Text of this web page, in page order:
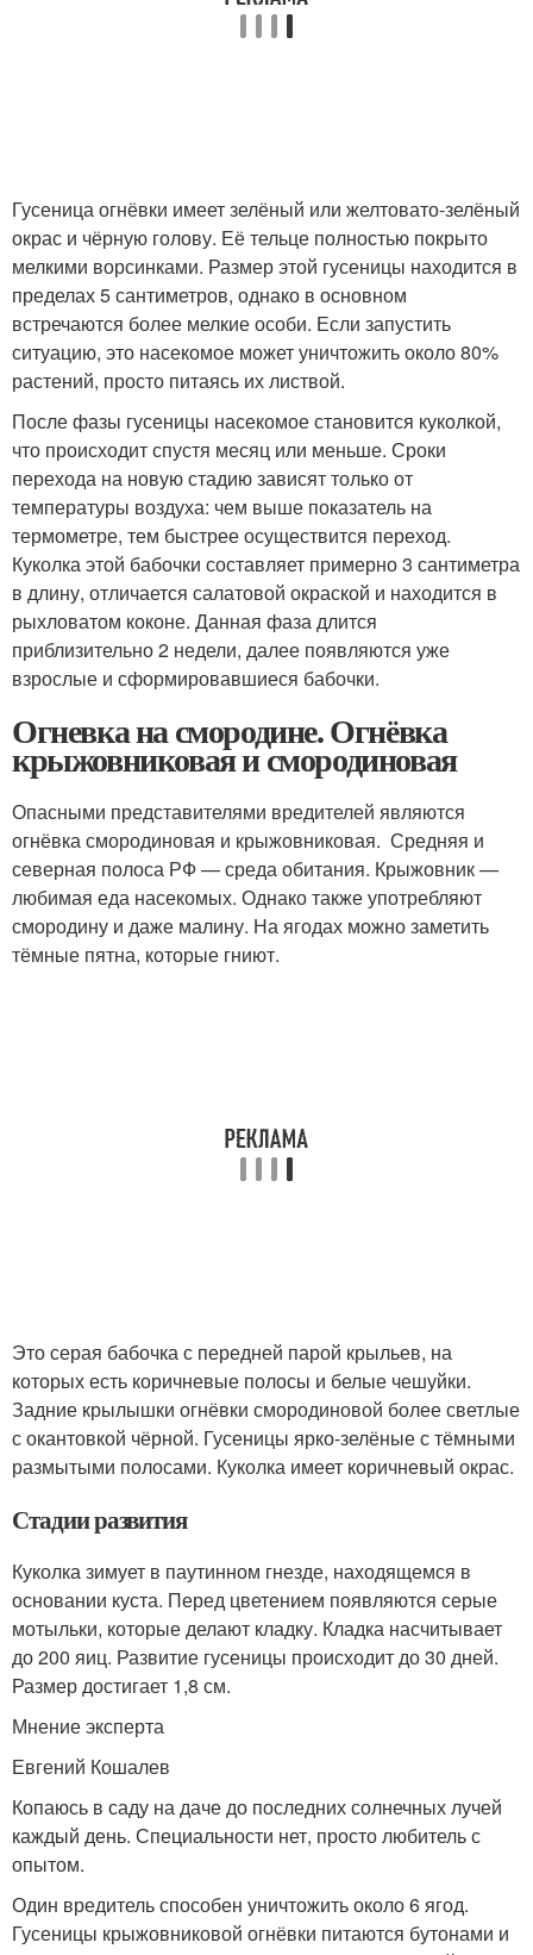
Гусеница огнёвки имеет зелёный или желтовато-зелёный
окрас и чёрную голову. Её тельце полностью покрыто
мелкими ворсинками. Размер этой гусеницы находится в
пределах 5 сантиметров, однако в основном
встречаются более мелкие особи. Если запустить
ситуацию, это насекомое может уничтожить около 80%
растений, просто питаясь их листвой.
После фазы гусеницы насекомое становится куколкой,
что происходит спустя месяц или меньше. Сроки
перехода на новую стадию зависят только от
температуры воздуха: чем выше показатель на
термометре, тем быстрее осуществится переход.
Куколка этой бабочки составляет примерно 3 сантиметра
в длину, отличается салатовой окраской и находится в
рыхловатом коконе. Данная фаза длится
приблизительно 2 недели, далее появляются уже
взрослые и сформировавшиеся бабочки.
Огневка на смородине. Огнёвка
крыжовниковая и смородиновая
Опасными представителями вредителей являются
огнёвка смородиновая и крыжовниковая. Средняя и
северная полоса РФ — среда обитания. Крыжовник —
любимая еда насекомых. Однако также употребляют
смородину и даже малину. На ягодах можно заметить
тёмные пятна, которые гниют.
Это серая бабочка с передней парой крыльев, на
которых есть коричневые полосы и белые чешуйки.
Задние крылышки огнёвки смородиновой более светлые
с окантовкой чёрной. Гусеницы ярко-зелёные с тёмными
размытыми полосами. Куколка имеет коричневый окрас.
Стадии развития
Куколка зимует в паутинном гнезде, находящемся в
основании куста. Перед цветением появляются серые
мотыльки, которые делают кладку. Кладка насчитывает
до 200 яиц. Развитие гусеницы происходит до 30 дней.
Размер достигает 1,8 см.
Мнение эксперта
Евгений Кошалев
Копаюсь в саду на даче до последних солнечных лучей
каждый день. Специальности нет, просто любитель с
опытом.
Один вредитель способен уничтожить около 6 ягод.
Гусеницы крыжовниковой огнёвки питаются бутонами и